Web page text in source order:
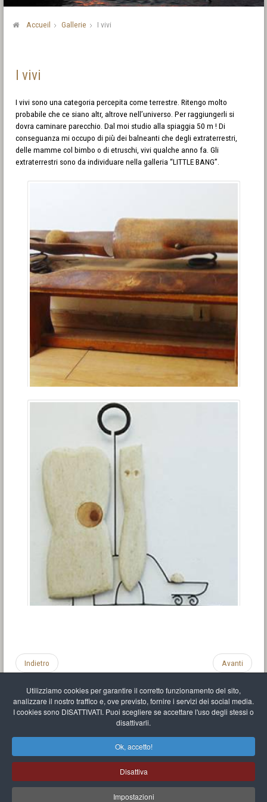
Utilizziamo cookies per garantire il corretto funzionamento del sito,
analizzare il nostro traffico e, ove previsto, fornire i servizi dei social media.
I cookies sono DISATTIVATI. Puoi scegliere se accettare l'uso degli stessi o
disattivarli.
Ok, accetto!
Disattiva
Impostazioni
Accueil Gallerie I vivi
I vivi
I vivi sono una categoria percepita come terrestre. Ritengo molto
probabile che ce siano altr, altrove nell’universo. Per raggiungerli si
dovra caminare parecchio. Dal moi studio alla spiaggia 50 m ! Di
conseguanza mi occupo di più dei balneanti che degli extraterrestri,
delle mamme col bimbo o di etruschi, vivi qualche anno fa. Gli
extraterrestri sono da individuare nella galleria “LITTLE BANG”.
Indietro Avanti
Mappa del sito
Mr Balthasar Brennenstuhl
Artista scultore e pittore
Quai Séverine Résidence Navy Club / 17 83430 Saint-Mandrier-sur-Mer,Provence-
Alpes-Côte d'Azur-France